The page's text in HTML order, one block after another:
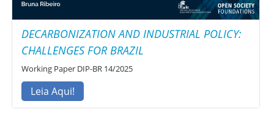
DECARBONIZATION AND INDUSTRIAL POLICY:
CHALLENGES FOR BRAZIL
Working Paper DIP-BR 14/2025
Leia Aqui!